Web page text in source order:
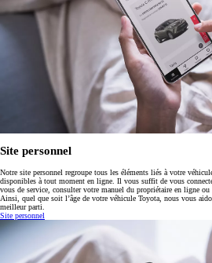
Site personnel
Notre site personnel regroupe tous les éléments liés à votre
disponibles à tout moment en ligne. Il vous suffit de vous
vous de service, consulter votre manuel du propriétaire en ligne
Ainsi, quel que soit l’âge de votre véhicule Toyota, nous vous
meilleur parti.
Site personnel